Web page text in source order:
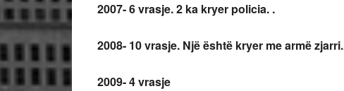
2007- 6 vrasje. 2 ka kryer policia. .
2008- 10 vrasje. Një është kryer me armë zjarri.
2009- 4 vrasje